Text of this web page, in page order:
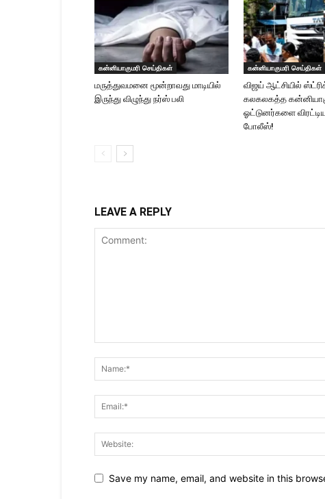
கன்னியாகுமரி செய்திகள்
மருத்துவமனை மூன்றாவது மாடியில்
இருந்து விழுந்து நர்ஸ் பலி
கன்னியாகுமரி செய்திகள்
விஜய் ஆட்சியில்
கலகலகத்த
ஓட்டுனர்களை
போலீஸ்!
LEAVE A REPLY
Save my name, email, and website in this